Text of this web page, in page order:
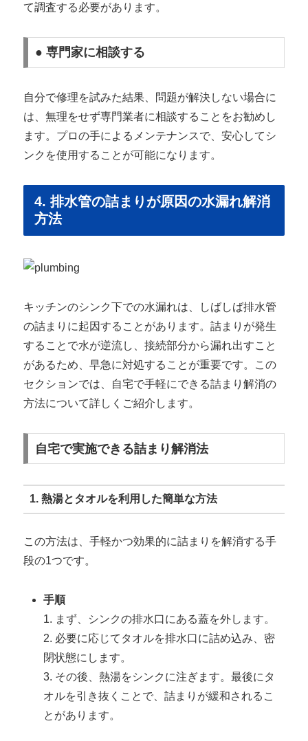
て調査する必要があります。
● 専門家に相談する
自分で修理を試みた結果、問題が解決しない場合に
は、無理をせず専門業者に相談することをお勧めし
ます。プロの手によるメンテナンスで、安心してシ
ンクを使用することが可能になります。
4. 排水管の詰まりが原因の水漏れ解消
方法
キッチンのシンク下での水漏れは、しばしば排水管
の詰まりに起因することがあります。詰まりが発生
することで水が逆流し、接続部分から漏れ出すこと
があるため、早急に対処することが重要です。この
セクションでは、自宅で手軽にできる詰まり解消の
方法について詳しくご紹介します。
自宅で実施できる詰まり解消法
1. 熱湯とタオルを利用した簡単な方法
この方法は、手軽かつ効果的に詰まりを解消する手
段の1つです。
手順
1. まず、シンクの排水口にある蓋を外します。
2. 必要に応じてタオルを排水口に詰め込み、密
閉状態にします。
3. その後、熱湯をシンクに注ぎます。最後にタ
オルを引き抜くことで、詰まりが緩和されるこ
とがあります。